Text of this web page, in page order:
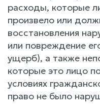
расходы, которые
произвело или
восстановления
или повреждение
ущерб), а также
которые это лицо
условиях
право не было